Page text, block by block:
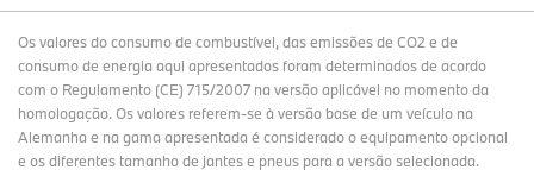
Os valores do consumo de combustível, das emissões de CO2 e de
consumo de energia aqui apresentados foram determinados de acordo
com o Regulamento (CE) 715/2007 na versão aplicável no momento da
homologação. Os valores referem-se à versão base de um veículo na
Alemanha e na gama apresentada é considerado o equipamento opcional
e os diferentes tamanho de jantes e pneus para a versão selecionada.